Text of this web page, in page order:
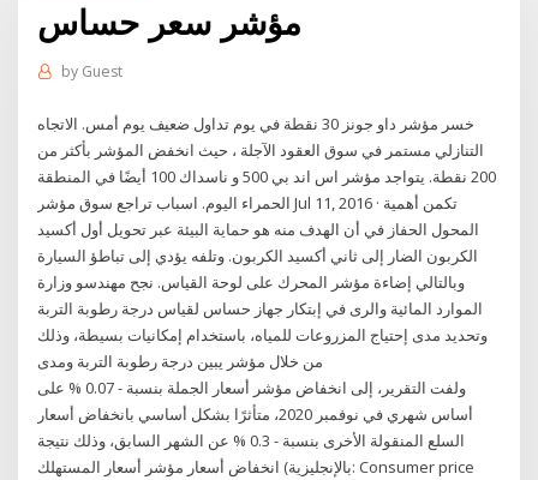
مؤشر سعر حساس
by Guest
خسر مؤشر داو جونز 30 نقطة في يوم تداول ضعيف يوم أمس. الاتجاه
التنازلي مستمر في سوق العقود الآجلة ، حيث انخفض المؤشر بأكثر من
200 نقطة. يتواجد مؤشر اس اند بي 500 و ناسداك 100 أيضًا في المنطقة
الحمراء اليوم. اسباب تراجع سوق مؤشر Jul 11, 2016 · تكمن أهمية
المحول الحفاز في أن الهدف منه هو حماية البيئة عبر تحويل أول أكسيد
الكربون الضار إلى ثاني أكسيد الكربون. وتلفه يؤدي إلى تباطؤ السيارة
وبالتالي إضاءة مؤشر المحرك على لوحة القياس. نجح مهندسو وزارة
الموارد المائية والرى في إبتكار جهاز حساس لقياس درجة رطوبة التربة
وتحديد مدى إحتياج المزروعات للمياه، باستخدام إمكانيات بسيطة، وذلك
من خلال مؤشر يبين درجة رطوبة التربة ومدى
ولفت التقرير، إلى انخفاض مؤشر أسعار الجملة بنسبة - 0.07 % على
أساس شهري في نوفمبر 2020، متأثرًا بشكل أساسي بانخفاض أسعار
السلع المنقولة الأخرى بنسبة - 0.3 % عن الشهر السابق، وذلك نتيجة
انخفاض أسعار مؤشر أسعار المستهلك (بالإنجليزية: Consumer price